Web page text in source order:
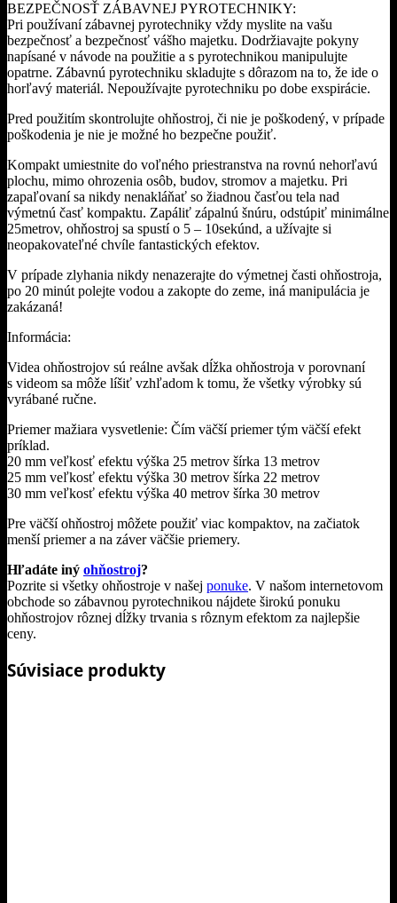
BEZPEČNOSŤ ZÁBAVNEJ PYROTECHNIKY:
Pri používaní zábavnej pyrotechniky vždy myslite na vašu
bezpečnosť a bezpečnosť vášho majetku. Dodržiavajte pokyny
napísané v návode na použitie a s pyrotechnikou manipulujte
opatrne. Zábavnú pyrotechniku skladujte s dôrazom na to, že ide o
horľavý materiál. Nepoužívajte pyrotechniku po dobe exspirácie.
Pred použitím skontrolujte ohňostroj, či nie je poškodený, v prípade
poškodenia je nie je možné ho bezpečne použiť.
Kompakt umiestnite do voľného priestranstva na rovnú nehorľavú
plochu, mimo ohrozenia osôb, budov, stromov a majetku. Pri
zapaľovaní sa nikdy nenakláňať so žiadnou časťou tela nad
výmetnú časť kompaktu. Zapáliť zápalnú šnúru, odstúpiť minimálne
25metrov, ohňostroj sa spustí o 5 – 10sekúnd, a užívajte si
neopakovateľné chvíle fantastických efektov.
V prípade zlyhania nikdy nenazerajte do výmetnej časti ohňostroja,
po 20 minút polejte vodou a zakopte do zeme, iná manipulácia je
zakázaná!
Informácia:
Videa ohňostrojov sú reálne avšak dĺžka ohňostroja v porovnaní
s videom sa môže líšiť vzhľadom k tomu, že všetky výrobky sú
vyrábané ručne.
Priemer mažiara vysvetlenie: Čím väčší priemer tým väčší efekt
príklad.
20 mm veľkosť efektu výška 25 metrov šírka 13 metrov
25 mm veľkosť efektu výška 30 metrov šírka 22 metrov
30 mm veľkosť efektu výška 40 metrov šírka 30 metrov
Pre väčší ohňostroj môžete použiť viac kompaktov, na začiatok
menší priemer a na záver väčšie priemery.
Hľadáte iný ohňostroj?
Pozrite si všetky ohňostroje v našej ponuke. V našom internetovom
obchode so zábavnou pyrotechnikou nájdete širokú ponuku
ohňostrojov rôznej dĺžky trvania s rôznym efektom za najlepšie
ceny.
Súvisiace produkty